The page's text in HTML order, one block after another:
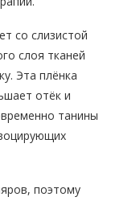
со слизистой
слоя тканей
Эта плёнка
отёк и
танины
поэтому